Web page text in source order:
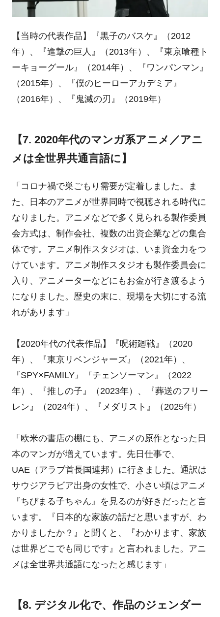
【当時の代表作品】『黒子のバスケ』（2012
年）、『進撃の巨人』（2013年）、『東京喰種ト
ーキョーグール』（2014年）、『ワンパンマン』
（2015年）、『僕のヒーローアカデミア』
（2016年）、『鬼滅の刃』（2019年）
【7. 2020年代のマンガ系アニメ／アニ
メは全世界共通言語に】
「コロナ禍で巣ごもり需要が定着しました。ま
た、日本のアニメが世界同時で視聴される時代に
なりました。アニメなどで多く見られる製作委員
会方式は、制作会社、複数の出資企業などの集合
体です。アニメ制作スタジオは、いま資金力をつ
けています。アニメ制作スタジオも製作委員会に
入り、アニメーターなどにもお金が行き渡るよう
になりました。歴史の末に、現場を大切にする流
れがあります」
【2020年代の代表作品】『呪術廻戦』（2020
年）、『東京リベンジャーズ』（2021年）、
『SPY×FAMILY』『チェンソーマン』（2022
年）、『推しの子』（2023年）、『葬送のフリー
レン』（2024年）、『メダリスト』（2025年）
「欧米の書店の棚にも、アニメの原作となった日
本のマンガが増えています。先日仕事で、
UAE（アラブ首長国連邦）に行きました。通訳は
サウジアラビア出身の女性で、小さい頃はアニメ
『ちびまる子ちゃん』を見るのが好きだったと言
います。『日本的な家族の話だと思いますが、わ
かりましたか？』と聞くと、『わかります、家族
は世界どこでも同じです』と言われました。アニ
メは全世界共通語になったと感じます」
【8. デジタル化で、作品のジェンダー